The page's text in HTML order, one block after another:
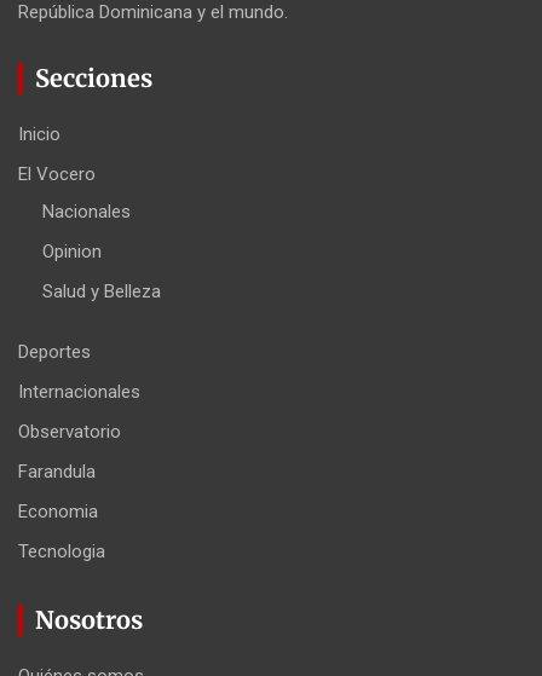
República Dominicana y el mundo.
Secciones
Inicio
El Vocero
Nacionales
Opinion
Salud y Belleza
Deportes
Internacionales
Observatorio
Farandula
Economia
Tecnologia
Nosotros